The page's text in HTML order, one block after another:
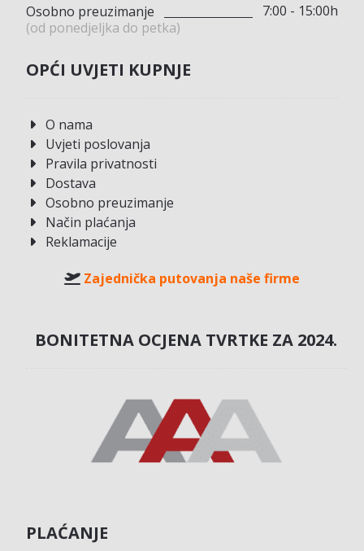
Osobno preuzimanje
(od ponedjeljka do petka)
7:00 - 15:00h
OPĆI UVJETI KUPNJE
O nama
Uvjeti poslovanja
Pravila privatnosti
Dostava
Osobno preuzimanje
Način plaćanja
Reklamacije
Zajednička putovanja naše firme
BONITETNA OCJENA TVRTKE ZA 2024.
PLAĆANJE